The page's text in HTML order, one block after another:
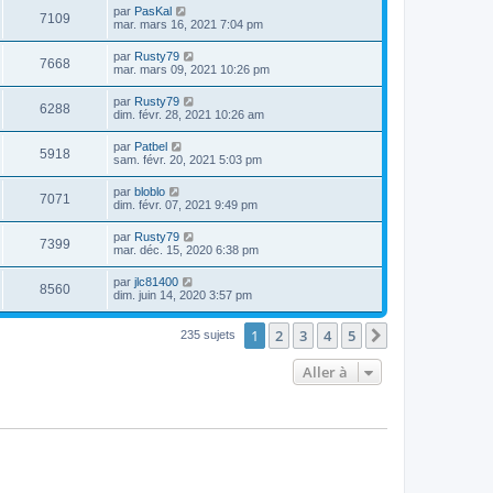
7109 par PasKal
mar. mars 16, 2021 7:04 pm
7668 par Rusty79
mar. mars 09, 2021 10:26 pm
6288 par Rusty79
dim. févr. 28, 2021 10:26 am
5918 par Patbel
sam. févr. 20, 2021 5:03 pm
7071 par bloblo
dim. févr. 07, 2021 9:49 pm
7399 par Rusty79
mar. déc. 15, 2020 6:38 pm
8560 par jlc81400
dim. juin 14, 2020 3:57 pm
235 sujets 1 2 3 4 5
Aller à